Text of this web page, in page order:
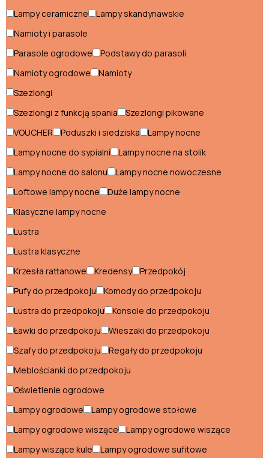
Konsole do sypialni
Krzesła do sypialni
Ławki do sypialni
Łożka do sypialni
Meblościanki do sypialni
Półki do sypialni
Regały do sypialni
Stoliki do sypialni
Szafy do sypialni
Toaletki do makijażu
Style wnętrz
Styl
boho
glamour
Styl
industrialny
Styl
Styl
loftowy
Lampy ceramiczne
Lampy skandynawskie
Namioty i parasole
Parasole ogrodowe
Podstawy do parasoli
Namioty ogrodowe
Namioty
Szezlongi
Szezlongi z funkcją spania
Szezlongi pikowane
VOUCHER
Poduszki i siedziska
Lampy nocne
Lampy nocne do sypialni
Lampy nocne na stolik
Lampy nocne do salonu
Lampy nocne nowoczesne
Loftowe lampy nocne
Duże lampy nocne
Klasyczne lampy nocne
Lustra
Lustra klasyczne
Krzesła rattanowe
Kredensy
Przedpokój
Pufy do przedpokoju
Komody do przedpokoju
Lustra do przedpokoju
Konsole do przedpokoju
Ławki do przedpokoju
Wieszaki do przedpokoju
Szafy do przedpokoju
Regały do przedpokoju
Meblościanki do przedpokoju
Oświetlenie ogrodowe
Lampy ogrodowe
Lampy ogrodowe stołowe
Lampy ogrodowe wiszące
Lampy ogrodowe wiszące
Lampy wiszące kule
Lampy ogrodowe sufitowe